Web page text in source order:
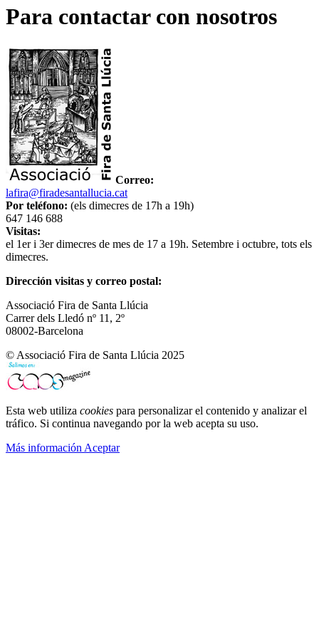
Para contactar con nosotros
Correo:
lafira@firadesantallucia.cat
Por teléfono: (els dimecres de 17h a 19h)
647 146 688
Visitas:
el 1er i 3er dimecres de mes de 17 a 19h. Setembre i octubre, tots els
dimecres.
Dirección visitas y correo postal:
Associació Fira de Santa Llúcia
Carrer dels Lledó nº 11, 2º
08002-Barcelona
© Associació Fira de Santa Llúcia 2025
Esta web utiliza cookies para personalizar el contenido y analizar el
tráfico. Si continua navegando por la web acepta su uso.
Más información Aceptar